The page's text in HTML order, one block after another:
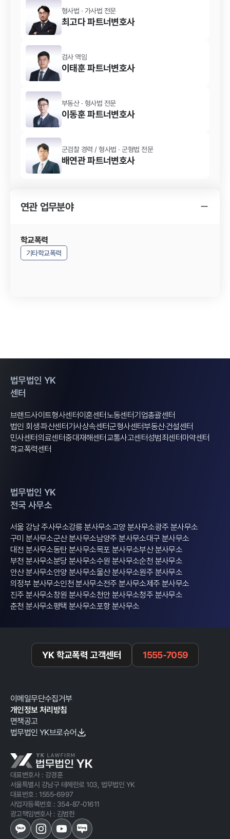
형사법 · 가사법 전문
최고다파트너변호사
검사 역임
이태훈파트너변호사
부동산 · 형사법 전문
이동훈파트너변호사
군검찰 경력 /형사법 · 군형법 전문
배연관파트너변호사
연관 업무분야
학교폭력
기타학교폭력
법무법인 YK
센터
브랜드사이트형사센터이혼센터노동센터기업총괄센터
법인 회생·파산센터가사상속센터군형사센터부동산·건설센터
민사센터의료센터중대재해센터교통사고센터성범죄센터마약센터
학교폭력센터
법무법인 YK
전국 사무소
서울 강남 주사무소강릉 분사무소고양 분사무소광주 분사무소
구미 분사무소군산 분사무소남양주 분사무소대구 분사무소
대전 분사무소동탄 분사무소목포 분사무소부산 분사무소
부천 분사무소분당 분사무소수원 분사무소순천 분사무소
안산 분사무소안양 분사무소울산 분사무소원주 분사무소
의정부 분사무소인천 분사무소전주 분사무소제주 분사무소
진주 분사무소창원 분사무소천안 분사무소청주 분사무소
춘천 분사무소평택 분사무소포항 분사무소
YK 학교폭력 고객센터 1555-7059
이메일무단수집거부
개인정보 처리방침
면책공고
법무법인 YK브로슈어
대표변호사 : 강경훈
서울특별시 강남구 테헤란로 103, 법무법인 YK
대표번호 :1555-6997
사업자등록번호 : 354-87-01611
광고책임변호사 : 김범한